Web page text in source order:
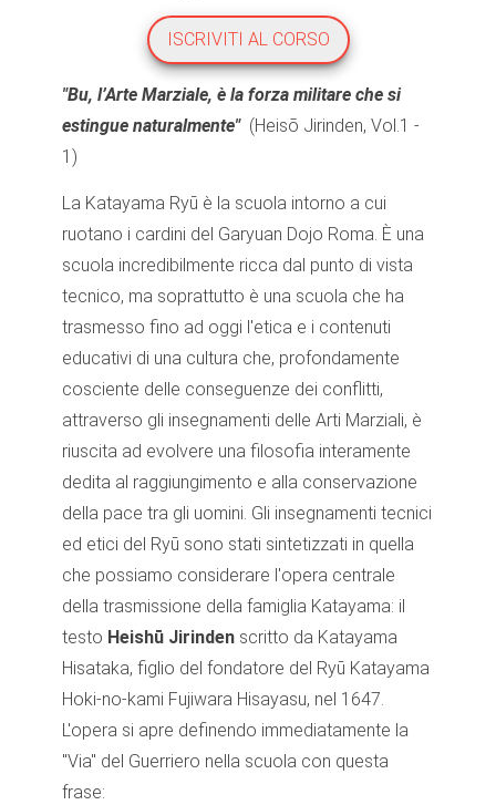
ISCRIVITI AL CORSO
"Bu, l’Arte Marziale, è la forza militare che si
estingue naturalmente"(Heisō Jirinden, Vol.1 -
1)
La Katayama Ryū è la scuola intorno a cui
ruotano i cardini del Garyuan Dojo Roma. È una
scuola incredibilmente ricca dal punto di vista
tecnico, ma soprattutto è una scuola che ha
trasmesso fino ad oggi l'etica e i contenuti
educativi di una cultura che, profondamente
cosciente delle conseguenze dei conflitti,
attraverso gli insegnamenti delle Arti Marziali, è
riuscita ad evolvere una filosofia interamente
dedita al raggiungimento e alla conservazione
della pace tra gli uomini. Gli insegnamenti tecnici
ed etici del Ryū sono stati sintetizzati in quella
che possiamo considerare l'opera centrale
della trasmissione della famiglia Katayama: il
testo Heishū Jirinden scritto da Katayama
Hisataka, figlio del fondatore del Ryū Katayama
Hoki-no-kami Fujiwara Hisayasu, nel 1647.
L'opera si apre definendo immediatamente la
"Via" del Guerriero nella scuola con questa
frase: